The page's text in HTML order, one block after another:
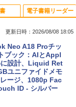
更新日時：2026/08/08 18:05
Neo A18 Proチッ
ブック：AIとAppl
設計、Liquid Ret
ユニファイドメモ
ージ、1080p Fac
ID - シルバー
電子書籍リーダー